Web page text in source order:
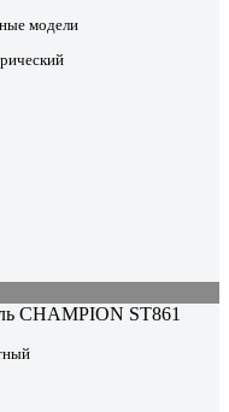
модели
CHAMPION ST861